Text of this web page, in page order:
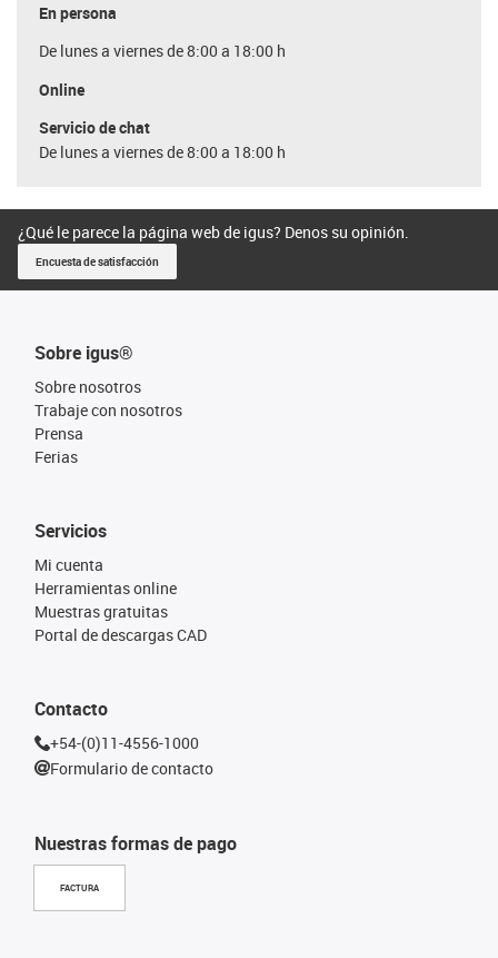
En persona
De lunes a viernes de 8:00 a 18:00 h
Online
Servicio de chat
De lunes a viernes de 8:00 a 18:00 h
¿Qué le parece la página web de igus? Denos su opinión.
Encuesta de satisfacción
Sobre igus®
Sobre nosotros
Trabaje con nosotros
Prensa
Ferias
Nuestras formas de pago
FACTURA
Servicios
Mi cuenta
Herramientas online
Muestras gratuitas
Portal de descargas CAD
Contacto
+54-(0)11-4556-1000
Formulario de contacto